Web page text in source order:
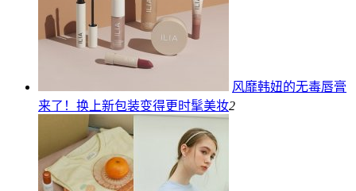
风靡韩妞的无毒唇膏
来了！换上新包装变得更时髦美妆2